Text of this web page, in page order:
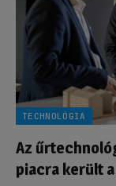
TECHNOLÓGIA
Az
piacra került